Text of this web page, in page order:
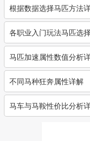
根据数据选择马匹方法
各职业入门玩法马匹选
马匹加速属性数值分析
不同马种狂奔属性详解
马车与马鞍性价比分析